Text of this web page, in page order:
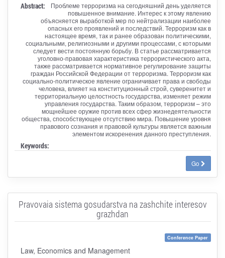
Abstract:
Проблеме терроризма на сегодняшний день уделяется
повышенное внимание. Интерес к этому явлению
объясняется выработкой мер по нейтрализации наиболее
опасных его проявлений и последствий. Терроризм как в
настоящее время, так и ранее образован политическими,
социальными, религиозными и другими процессами, с которыми
следует вести постоянную борьбу. В статье рассматривается
уголовно-правовая характеристика террористического акта,
также рассматривается нормативное регулирование защиты
граждан Российской Федерации от терроризма. Терроризм как
социально-политическое явление ограничивает права и свободы
человека, влияет на конституционный строй, суверенитет и
территориальную целостность государства, изменяет режим
управления государства. Таким образом, терроризм – это
мощнейшее оружие против всех сфер жизнедеятельности
общества, способствующее отсутствию мира. Повышение уровня
правового сознания и правовой культуры является важным
элементом искоренения данного преступления.
Keywords:
Go
Pravovaia sistema gosudarstva na zashchite interesov
grazhdan
Conference Paper
Law, Economics and Management